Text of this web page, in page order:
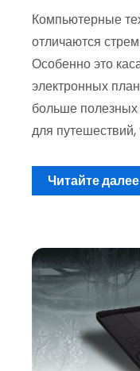
Компьютерные
отличаются
Особенно это
электронных
больше
для путешествий,
Читайте далее